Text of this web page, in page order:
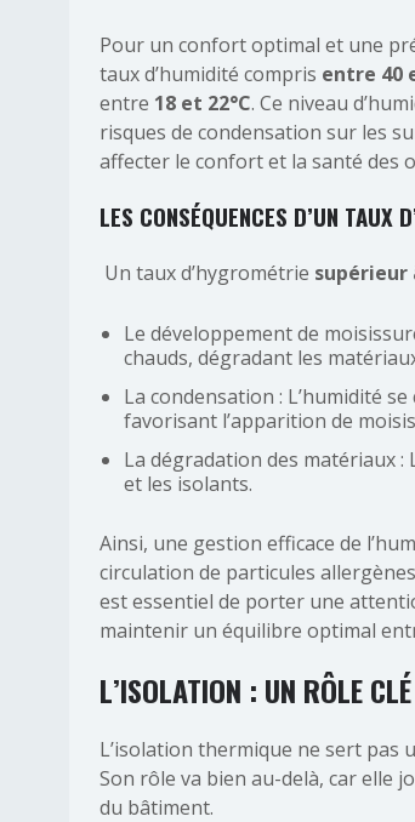
Pour un confort optimal et une
taux d’humidité compris entre 40
entre 18 et 22°C. Ce niveau
risques de condensation sur les
affecter le confort et la santé des
LES CONSÉQUENCES D’UN TAUX
Un taux d’hygrométrie supérieur
Le développement de
chauds, dégradant les
La condensation : L’humidité
favorisant l’apparition de
La dégradation des matériaux
et les isolants.
Ainsi, une gestion efficace de
circulation de particules
est essentiel de porter une
maintenir un équilibre optimal
L’ISOLATION : UN RÔLE
L’isolation thermique ne sert
Son rôle va bien au-delà, car elle
du bâtiment.